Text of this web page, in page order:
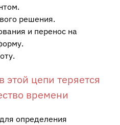
решения.
и перенос на
этой цепи теряется
времени
определения